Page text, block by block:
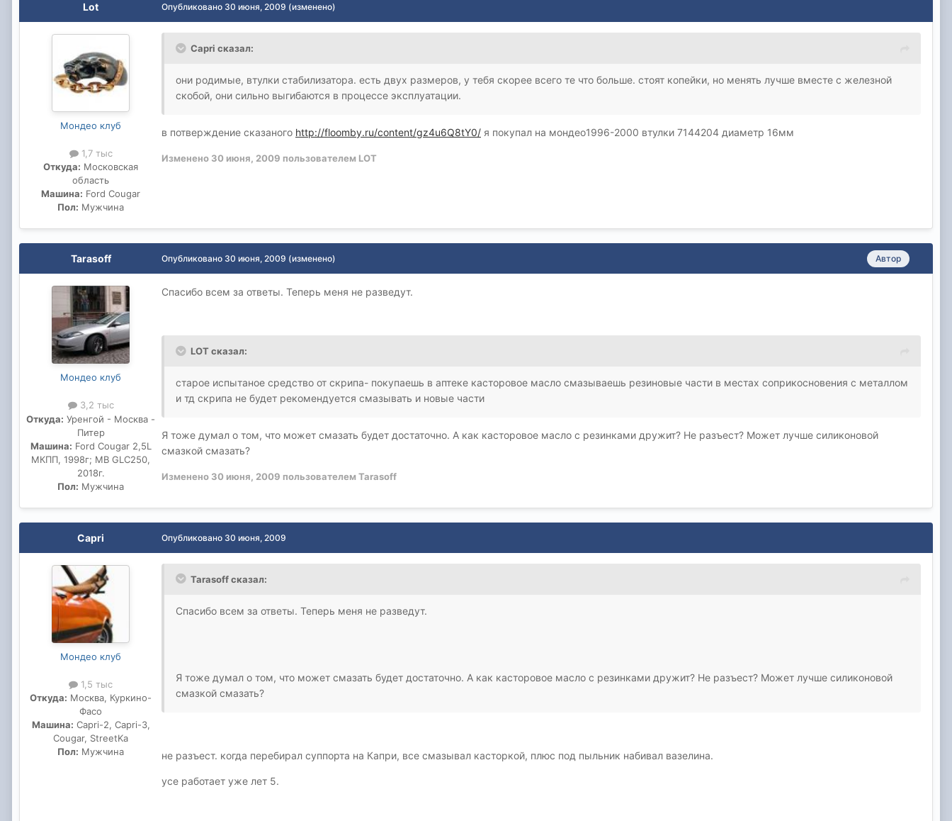
Lot
Мондео клуб
1,7 тыс
Откуда: Московская
область
Машина: Ford Cougar
Пол: Мужчина
Опубликовано 30 июня, 2009 (изменено)
Capri сказал:
они родимые, втулки стабилизатора. есть двух размеров, у тебя скорее всего те что больше. стоят копейки, но менять лучше вместе с железной
скобой, они сильно выгибаются в процессе эксплуатации.
в потверждение сказаного http://floomby.ru/content/gz4u6Q8tY0/ я покупал на мондео1996-2000 втулки 7144204 диаметр 16мм
Изменено 30 июня, 2009 пользователем LOT
Tarasoff
Мондео клуб
3,2 тыс
Откуда: Уренгой - Москва -
Питер
Машина: Ford Cougar 2,5L
МКПП, 1998г; MB GLC250,
2018г.
Пол: Мужчина
Автор
Опубликовано 30 июня, 2009 (изменено)
Спасибо всем за ответы. Теперь меня не разведут.
LOT сказал:
старое испытаное средство от скрипа- покупаешь в аптеке касторовое масло смазываешь резиновые части в местах соприкосновения с металлом
и тд скрипа не будет рекомендуется смазывать и новые части
Я тоже думал о том, что может смазать будет достаточно. А как касторовое масло с резинками дружит? Не разъест? Может лучше силиконовой
смазкой смазать?
Изменено 30 июня, 2009 пользователем Tarasoff
Capri
Мондео клуб
1,5 тыс
Откуда: Москва, Куркино-
Фасо
Машина: Capri-2, Capri-3,
Cougar, StreetKa
Пол: Мужчина
Опубликовано 30 июня, 2009
Tarasoff сказал:
Спасибо всем за ответы. Теперь меня не разведут.
Я тоже думал о том, что может смазать будет достаточно. А как касторовое масло с резинками дружит? Не разъест? Может лучше силиконовой
смазкой смазать?
не разъест. когда перебирал суппорта на Капри, все смазывал касторкой, плюс под пыльник набивал вазелина.
усе работает уже лет 5.